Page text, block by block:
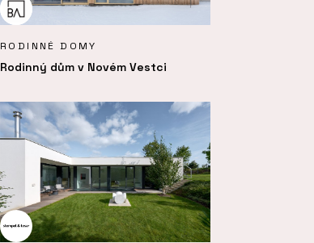
RODINNÉ DOMY
Rodinný dům v Novém Vestci